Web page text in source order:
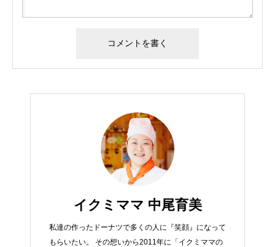
イクミママ 中尾育美
私達の作ったドーナツで多くの人に『笑顔』になって
もらいたい。 その想いから2011年に「イクミママの